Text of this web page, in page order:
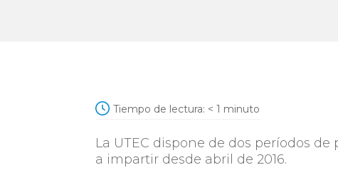
Tiempo de lectura: < 1 minuto
La UTEC dispone de dos períodos
a impartir desde abril de 2016.